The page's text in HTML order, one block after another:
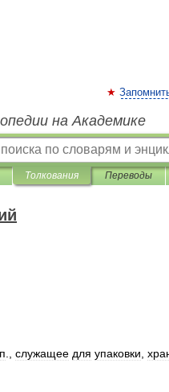
на Академике
Толкования Переводы
п служащее для упаковки